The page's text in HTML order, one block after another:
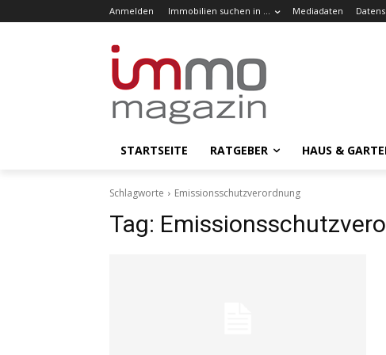
Anmelden Immobilien suchen in … Mediadaten
STARTSEITE RATGEBER HAUS &
Schlagworte Emissionsschutzverordnung
Tag: